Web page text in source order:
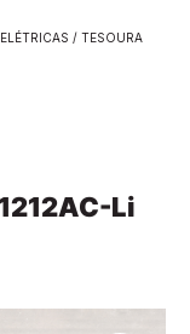
/ TESOURA
Li